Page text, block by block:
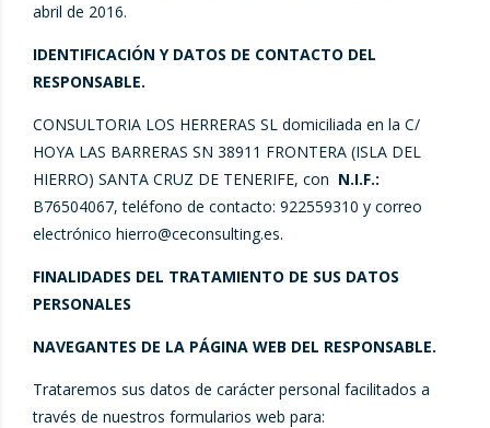
abril de 2016.
IDENTIFICACIÓN Y DATOS DE CONTACTO DEL
RESPONSABLE.
CONSULTORIA LOS HERRERAS SL domiciliada en la C/
HOYA LAS BARRERAS SN 38911 FRONTERA (ISLA DEL
HIERRO) SANTA CRUZ DE TENERIFE, con N.I.F.:
B76504067, teléfono de contacto: 922559310 y correo
electrónico hierro@ceconsulting.es.
FINALIDADES DEL TRATAMIENTO DE SUS DATOS
PERSONALES
NAVEGANTES DE LA PÁGINA WEB DEL RESPONSABLE.
Trataremos sus datos de carácter personal facilitados a
través de nuestros formularios web para: